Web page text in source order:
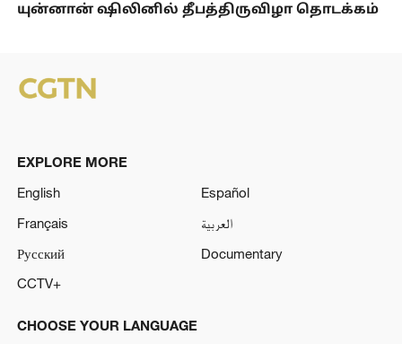
யுன்னான் ஷிலினில் தீபத்திருவிழா தொடக்கம்
EXPLORE MORE
English
Español
Français
العربية
Русский
Documentary
CCTV+
CHOOSE YOUR LANGUAGE